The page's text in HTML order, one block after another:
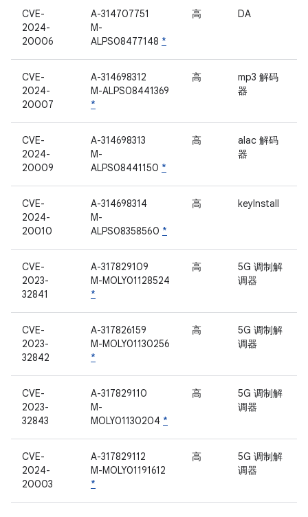
CVE-
2024-
20006
A-314707751
M-
ALPS08477148 *
高 DA
CVE-
2024-
20007
A-314698312
M-ALPS08441369
*
高
mp3 解码
器
CVE-
2024-
20009
A-314698313
M-
ALPS08441150 *
高
alac 解码
器
CVE-
2024-
20010
A-314698314
M-
ALPS08358560 *
高 keyInstall
CVE-
2023-
32841
A-317829109
M-MOLY01128524
*
高
5G 调制解
调器
CVE-
2023-
32842
A-317826159
M-MOLY01130256
*
高
5G 调制解
调器
CVE-
2023-
32843
A-317829110
M-
MOLY01130204 *
高
5G 调制解
调器
CVE-
2024-
20003
A-317829112
M-MOLY01191612
*
高
5G 调制解
调器